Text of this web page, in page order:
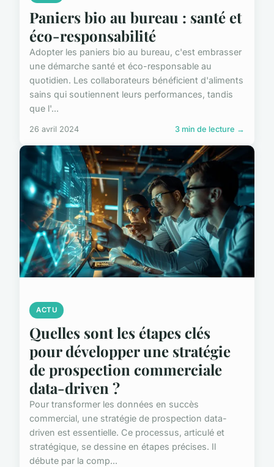
Paniers bio au bureau : santé et
éco-responsabilité
Adopter les paniers bio au bureau, c'est embrasser
une démarche santé et éco-responsable au
quotidien. Les collaborateurs bénéficient d'aliments
sains qui soutiennent leurs performances, tandis
que l'...
26 avril 2024 3 min de lecture →
ACTU
Quelles sont les étapes clés
pour développer une stratégie
de prospection commerciale
data-driven ?
Pour transformer les données en succès
commercial, une stratégie de prospection data-
driven est essentielle. Ce processus, articulé et
stratégique, se dessine en étapes précises. Il
débute par la comp...